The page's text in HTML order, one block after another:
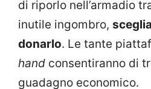
di riporlo nell’armadio
inutile ingombro,
donarlo. Le tante
hand consentiranno di
guadagno economico.